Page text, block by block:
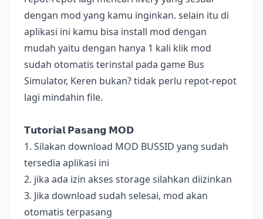
dengan mod yang kamu inginkan. selain itu di
aplikasi ini kamu bisa install mod dengan
mudah yaitu dengan hanya 1 kali klik mod
sudah otomatis terinstal pada game Bus
Simulator, Keren bukan? tidak perlu repot-repot
lagi mindahin file.
𝗧𝘂𝘁𝗼𝗿𝗶𝗮𝗹 𝗣𝗮𝘀𝗮𝗻𝗴 𝗠𝗢𝗗
1. Silakan download MOD BUSSID yang sudah
tersedia aplikasi ini
2. jika ada izin akses storage silahkan diizinkan
3. Jika download sudah selesai, mod akan
otomatis terpasang